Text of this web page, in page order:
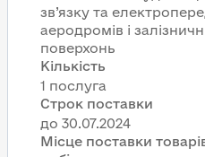
зв’язку та
аеродромів і
поверхонь
Кількість
1 послуга
Строк поставки
Місце поставки